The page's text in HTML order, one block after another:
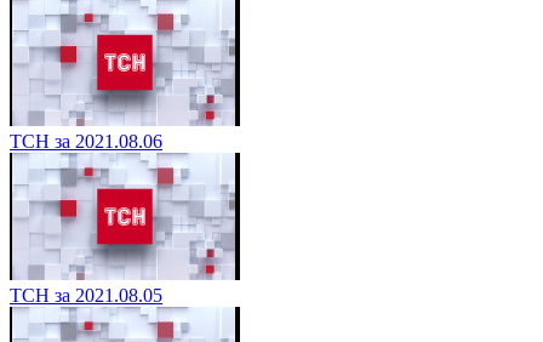
ТСН за 2021.08.06
ТСН за 2021.08.05